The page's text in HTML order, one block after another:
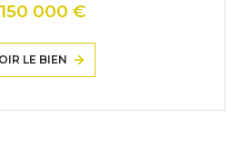
000 €
LE BIEN